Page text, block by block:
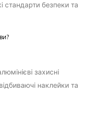
стандарти безпеки та
захисні
наклейки та